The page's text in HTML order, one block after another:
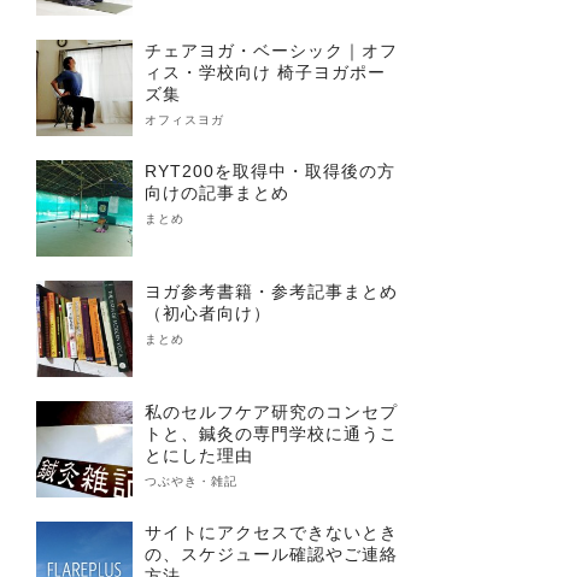
チェアヨガ・ベーシック｜オフ
ィス・学校向け 椅子ヨガポー
ズ集
オフィスヨガ
RYT200を取得中・取得後の方
向けの記事まとめ
まとめ
ヨガ参考書籍・参考記事まとめ
（初心者向け）
まとめ
私のセルフケア研究のコンセプ
トと、鍼灸の専門学校に通うこ
とにした理由
つぶやき・雑記
サイトにアクセスできないとき
の、スケジュール確認やご連絡